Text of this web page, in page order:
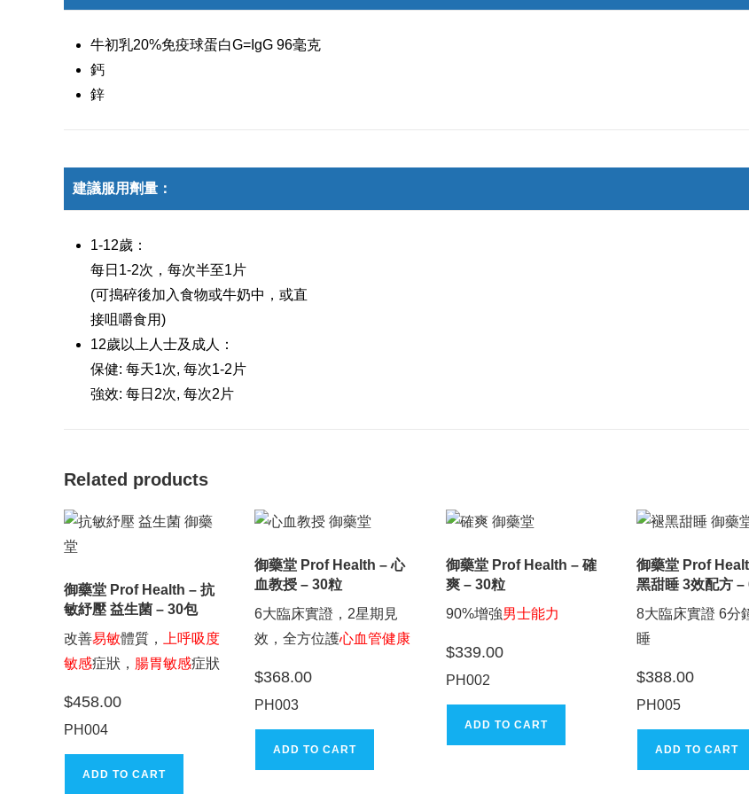
牛初乳20%免疫球蛋白G=IgG 96毫克
鈣
鋅
建議服用劑量：
1-12歲：
每日1-2次，每次半至1片
(可搗碎後加入食物或牛奶中，或直
接咀嚼食用)
12歲以上人士及成人：
保健: 每天1次, 每次1-2片
強效: 每日2次, 每次2片
Related products
御藥堂 Prof Health – 抗
敏紓壓 益生菌 – 30包
改善易敏體質，
上呼吸度
敏感症狀， 腸胃敏感症狀
$458.00
PH004
ADD TO CART
御藥堂 Prof Health – 心
血教授 – 30粒
6大臨床實證，2星期見
效，全方位護心血管健康
$368.00
PH003
ADD TO CART
御藥堂 Prof Health – 確
爽 – 30粒
90%增強男士能力
$339.00
PH002
ADD TO CART
御藥堂 Prof
黑甜睡 3效配方 –
8大臨床實證 6分
睡
$388.00
PH005
ADD TO CART